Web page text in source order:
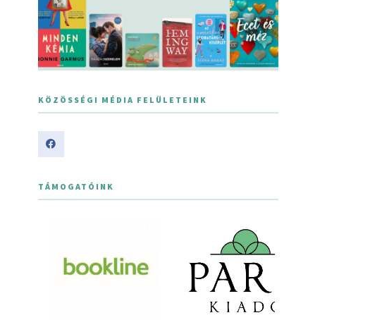
KÖZÖSSÉGI MÉDIA FELÜLETEINK
TÁMOGATÓINK